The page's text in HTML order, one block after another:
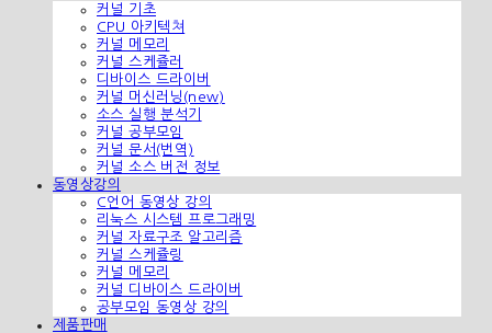
커널 기초
CPU 아키텍쳐
커널 메모리
커널 스케쥴러
디바이스 드라이버
커널 머신러닝(new)
소스 실행 분석기
커널 공부모임
커널 문서(번역)
커널 소스 버전 정보
동영상강의
C언어 동영상 강의
리눅스 시스템 프로그래밍
커널 자료구조 알고리즘
커널 스케쥴링
커널 메모리
커널 디바이스 드라이버
공부모임 동영상 강의
제품판매